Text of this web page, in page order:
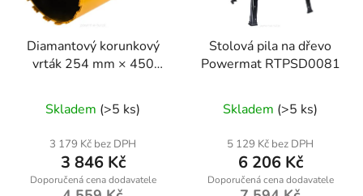
Diamantový korunkový
vrták 254 mm × 450
Powermat PM1565
Skladem (>5 ks)
3 179 Kč bez DPH
3 846 Kč
Stolová pila na dřevo
Powermat RTPSD0081
Skladem (>5 ks)
5 129 Kč bez DPH
6 206 Kč